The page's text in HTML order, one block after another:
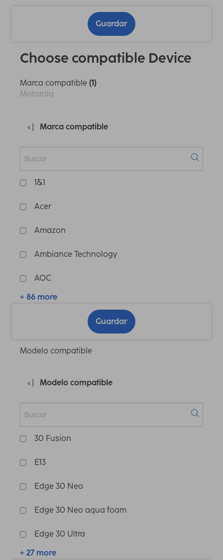
Guardar
Choose compatible Device
Marca compatible (1)
Motorola
Marca compatible
1&1
Acer
Amazon
Ambiance Technology
AOC
+ 86 more
Guardar
Modelo compatible
Modelo compatible
30 Fusion
E13
Edge 30 Neo
Edge 30 Neo aqua foam
Edge 30 Ultra
+ 27 more